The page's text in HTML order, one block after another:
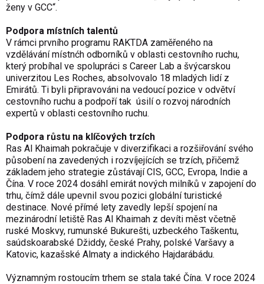
ženy v GCC“.
Podpora místních talentů
V rámci prvního programu RAKTDA zaměřeného na
vzdělávání místnćh odborníků v oblasti cestovního ruchu,
který probíhal ve spolupráci s Career Lab a švýcarskou
univerzitou Les Roches, absolvovalo 18 mladých lidí z
Emirátů. Ti byli připravováni na vedoucí pozice v odvětví
cestovního ruchu a podpoří tak úsilí o rozvoj národních
expertů v oblasti cestovního ruchu.
Podpora růstu na klíčových trzích
Ras Al Khaimah pokračuje v diverzifikaci a rozšiřování svého
působení na zavedených i rozvíjejících se trzích, přičemž
základem jeho strategie zůstávají CIS, GCC, Evropa, Indie a
Čína. V roce 2024 dosáhl emirát nových milníků v zapojení do
trhu, čímž dále upevnil svou pozici globální turistické
destinace. Nové přímé lety zavedly lepší spojení na
mezinárodní letiště Ras Al Khaimah z devíti měst včetně
ruské Moskvy, rumunské Bukurešti, uzbeckého Taškentu,
saúdskoarabské Džiddy, české Prahy, polské Varšavy a
Katovic, kazašské Almaty a indického Hajdarábádu.
Významným rostoucím trhem se stala také Čína. V roce 2024